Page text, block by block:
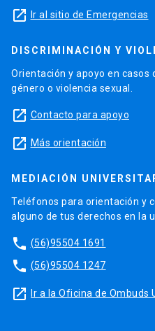
launch Ir al sitio de Emergencias
DISCRIMINACIÓN Y
Orientación y apoyo en casos
género o violencia sexual.
launch Contacto para apoyo
launch Más orientación
MEDIACIÓN
Teléfonos para orientación y
alguno de tus derechos en la
phone (56)95504 1691
phone (56)95504 1247
launch Ir a la Oficina de Ombuds